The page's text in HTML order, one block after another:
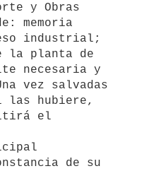
y Obras
memoria
industrial;
la planta de
necesaria y
vez salvadas
las hubiere,
el
de su